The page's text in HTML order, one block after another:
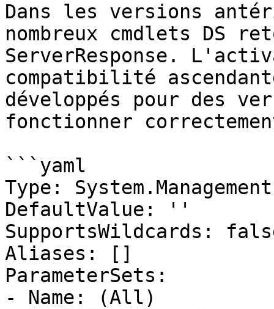
Dans les versions
nombreux cmdlets DS
ServerResponse.
compatibilité
développés pour des
fonctionner
```yaml
Type:
DefaultValue: ''
SupportsWildcards:
Aliases: []
ParameterSets:
- Name: (All)